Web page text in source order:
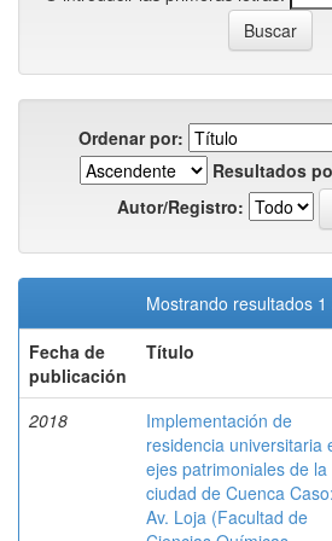
Ordenar por:
Resultados
Autor/Registro:
Mostrando resultados 1
Fecha de
publicación
Título
2018
Implementación de
residencia universitaria
ejes patrimoniales de la
ciudad de Cuenca Caso:
Av. Loja (Facultad de